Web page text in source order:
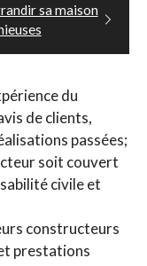
sa maison
du
de clients,
passées;
soit couvert
civile et
constructeurs
prestations